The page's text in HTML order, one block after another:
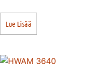
Lue Lisää